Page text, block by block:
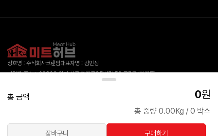
총 금액 0원
총 중량 0.00Kg / 0 박스
장바구니 구매하기
상호명 : 주식회사크린팜대표자명 : 김민성
사업자 주소 : 22826 인천 서구 가좌로95번길 52 크린팜(가좌동)
통신판매업 신고번호 제2019-인천서구-1978호